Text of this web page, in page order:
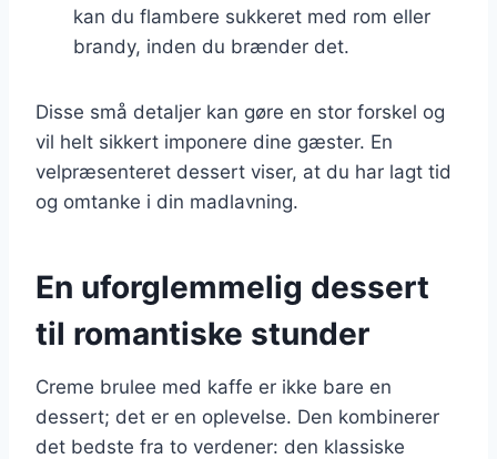
kan du flambere sukkeret med rom eller
brandy, inden du brænder det.
Disse små detaljer kan gøre en stor forskel og
vil helt sikkert imponere dine gæster. En
velpræsenteret dessert viser, at du har lagt tid
og omtanke i din madlavning.
En uforglemmelig dessert
til romantiske stunder
Creme brulee med kaffe er ikke bare en
dessert; det er en oplevelse. Den kombinerer
det bedste fra to verdener: den klassiske